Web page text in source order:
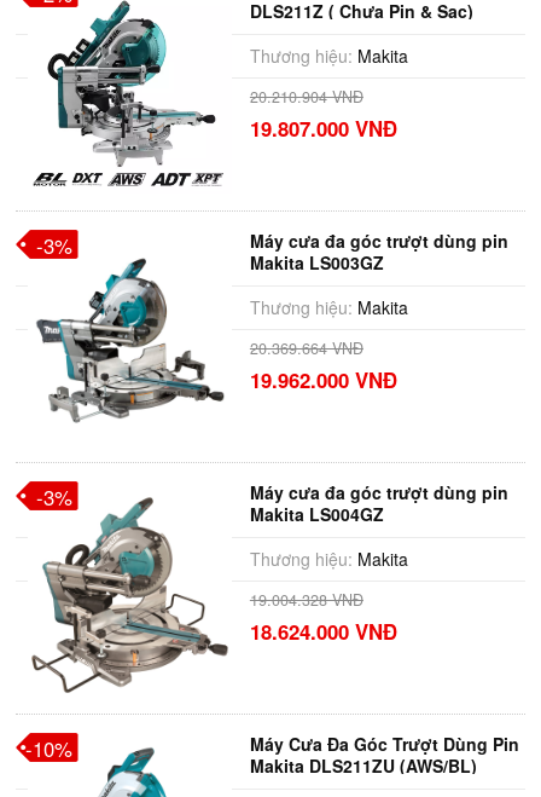
DLS211Z ( Chưa Pin & Sạc)
Thương hiệu: Makita
20.210.904 VNĐ
19.807.000 VNĐ
Máy cưa đa góc trượt dùng pin
Makita LS003GZ
Thương hiệu: Makita
20.369.664 VNĐ
19.962.000 VNĐ
-3%
Máy cưa đa góc trượt dùng pin
Makita LS004GZ
Thương hiệu: Makita
19.004.328 VNĐ
18.624.000 VNĐ
-3%
Máy Cưa Đa Góc Trượt Dùng Pin
Makita DLS211ZU (AWS/BL)
-10%